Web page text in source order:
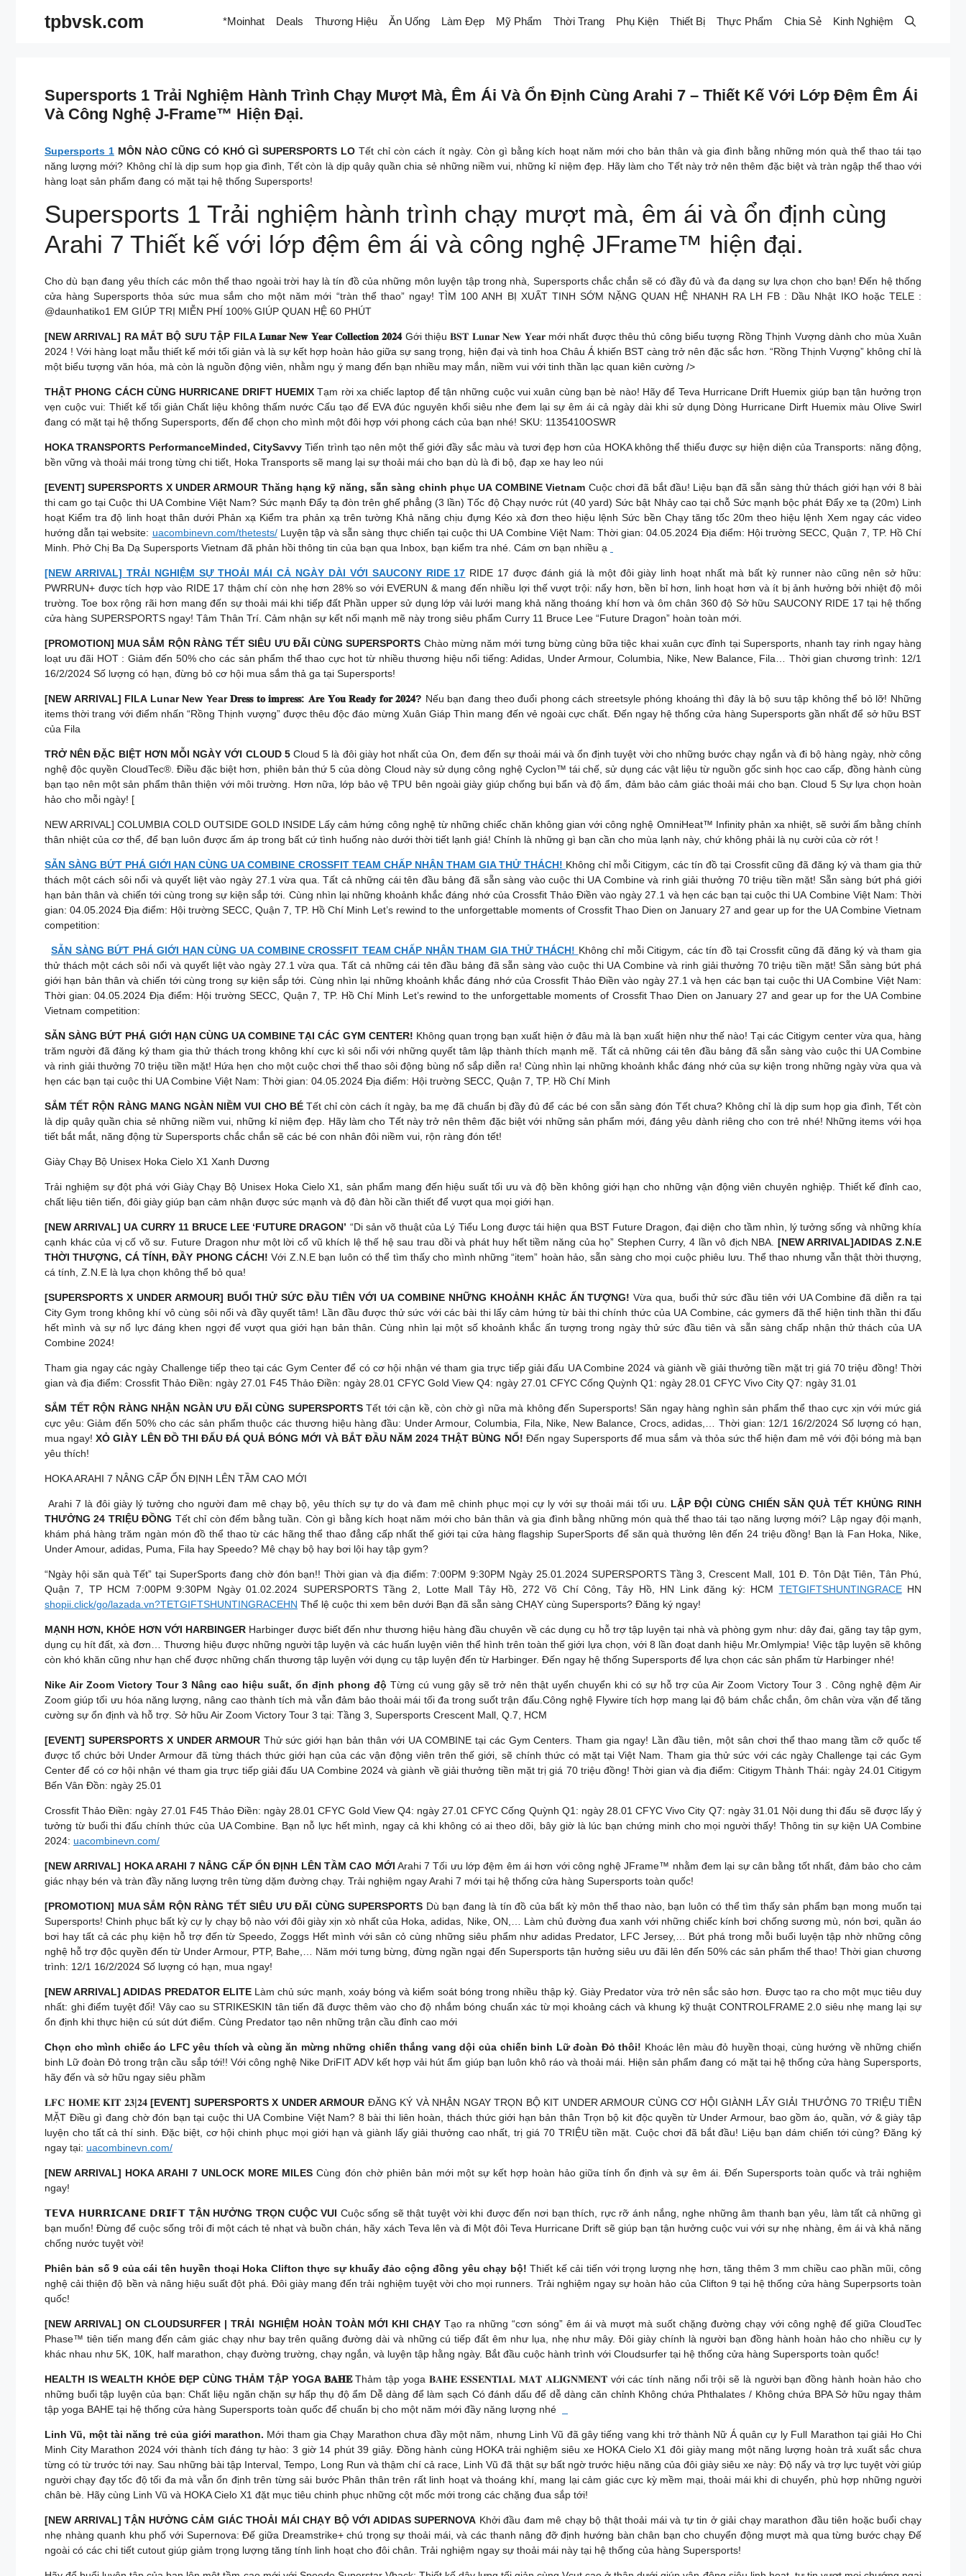
tpbvsk.com *Moinhat Deals Thương Hiệu Ăn Uống Làm Đẹp Mỹ Phẩm Thời Trang Phụ Kiện Thiết Bị Thực Phẩm Chia Sẻ Kinh Nghiệm
Supersports 1 Trải Nghiệm Hành Trình Chạy Mượt Mà, Êm Ái Và Ổn Định Cùng Arahi 7 – Thiết Kế Với Lớp Đệm Êm Ái
Và Công Nghệ J-Frame™ Hiện Đại.
Supersports 1MÔN NÀO CŨNG CÓ KHÓ GÌ SUPERSPORTS LOTết chỉ còn cách ít ngày. Còn gì bằng kích hoạt năm mới cho bản thân và gia đình bằng những món quà thể thao tái tạo
năng lượng mới? Không chỉ là dịp sum họp gia đình, Tết còn là dịp quây quần chia sẻ những niềm vui, những kỉ niệm đẹp. Hãy làm cho Tết này trở nên thêm đặc biệt và tràn ngập thể thao với
hàng loạt sản phẩm đang có mặt tại hệ thống Supersports!
Supersports 1 Trải nghiệm hành trình chạy mượt mà, êm ái và ổn định cùng
Arahi 7 Thiết kế với lớp đệm êm ái và công nghệ JFrame™ hiện đại.
Cho dù bạn đang yêu thích các môn thể thao ngoài trời hay là tín đồ của những môn luyện tập trong nhà, Supersports chắc chắn sẽ có đầy đủ và đa dạng sự lựa chọn cho bạn! Đến hệ thống
cửa hàng Supersports thỏa sức mua sắm cho một năm mới “tràn thể thao” ngay! TÌM 100 ANH BỊ XUẤT TINH SỚM NẶNG QUAN HỆ NHANH RA LH FB : Dầu Nhật IKO hoặc TELE :
@daunhatiko1 EM GIÚP TRỊ MIỄN PHÍ 100% GIÚP QUAN HỆ 60 PHÚT
[NEW ARRIVAL] RA MẮT BỘ SƯU TẬP FILA 𝐋𝐮𝐧𝐚𝐫 𝐍𝐞𝐰 𝐘𝐞𝐚𝐫 𝐂𝐨𝐥𝐥𝐞𝐜𝐭𝐢𝐨𝐧 𝟐𝟎𝟐𝟒 Gới thiệu 𝐁𝐒𝐓 𝐋𝐮𝐧𝐚𝐫 𝐍𝐞𝐰 𝐘𝐞𝐚𝐫 mới nhất được thêu thủ công biểu tượng Rồng Thịnh Vượng dành cho mùa Xuân
2024 ! Với hàng loạt mẫu thiết kế mới tối giản và là sự kết hợp hoàn hảo giữa sự sang trọng, hiện đại và tinh hoa Châu Á khiến BST càng trở nên đặc sắc hơn. “Rồng Thịnh Vượng” không chỉ là
một biểu tượng văn hóa, mà còn là nguồn động viên, nhằm ngụ ý mang đến bạn nhiều may mắn, niềm vui với tinh thần lạc quan kiên cường />
THẬT PHONG CÁCH CÙNG HURRICANE DRIFT HUEMIXTạm rời xa chiếc laptop để tận những cuộc vui xuân cùng bạn bè nào! Hãy để Teva Hurricane Drift Huemix giúp bạn tận hưởng trọn
vẹn cuộc vui: Thiết kế tối giản Chất liệu không thấm nước Cấu tạo đế EVA đúc nguyên khối siêu nhe đem lại sự êm ái cả ngày dài khi sử dụng Dòng Hurricane Dirft Huemix màu Olive Swirl
đang có mặt tại hệ thống Supersports, đến để chọn cho mình một đôi hợp với phong cách của bạn nhé! SKU: 1135410OSWR
HOKA TRANSPORTS PerformanceMinded, CitySavvyTiến trình tạo nên một thế giới đầy sắc màu và tươi đẹp hơn của HOKA không thể thiếu được sự hiện diện của Transports: năng động,
bền vững và thoải mái trong từng chi tiết, Hoka Transports sẽ mang lại sự thoải mái cho bạn dù là đi bộ, đạp xe hay leo núi
[EVENT] SUPERSPORTS X UNDER ARMOUR Thăng hạng kỹ năng, sẵn sàng chinh phục UA COMBINE Vietnam Cuộc chơi đã bắt đầu! Liệu bạn đã sẵn sàng thử thách giới hạn với 8 bài
thi cam go tại Cuộc thi UA Combine Việt Nam? Sức mạnh Đẩy tạ đòn trên ghế phẳng (3 lần) Tốc độ Chạy nước rút (40 yard) Sức bật Nhảy cao tại chỗ Sức mạnh bộc phát Đẩy xe tạ (20m) Linh
hoạt Kiểm tra độ linh hoạt thân dưới Phản xạ Kiểm tra phản xạ trên tường Khả năng chịu đựng Kéo xà đơn theo hiệu lệnh Sức bền Chạy tăng tốc 20m theo hiệu lệnh Xem ngay các video
hướng dẫn tại website: uacombinevn.com/thetests/Luyện tập và sẵn sàng thực chiến tại cuộc thi UA Combine Việt Nam: Thời gian: 04.05.2024 Địa điểm: Hội trường SECC, Quận 7, TP. Hồ Chí
Minh. Phở Chị Ba Dạ Supersports Vietnam đã phản hồi thông tin của bạn qua Inbox, bạn kiểm tra nhé. Cám ơn bạn nhiều ạ
[NEW ARRIVAL] TRẢI NGHIỆM SỰ THOẢI MÁI CẢ NGÀY DÀI VỚI SAUCONY RIDE 17 RIDE 17 được đánh giá là một đôi giày linh hoạt nhất mà bất kỳ runner nào cũng nên sở hữu:
PWRRUN+ được tích hợp vào RIDE 17 thậm chí còn nhẹ hơn 28% so với EVERUN & mang đến nhiều lợi thế vượt trội: nẩy hơn, bền bỉ hơn, linh hoạt hơn và ít bị ảnh hưởng bởi nhiệt độ môi
trường. Toe box rộng rãi hơn mang đến sự thoải mái khi tiếp đất Phần upper sử dụng lớp vải lưới mang khả năng thoáng khí hơn và ôm chân 360 độ Sở hữu SAUCONY RIDE 17 tại hệ thống
cửa hàng SUPERSPORTS ngay! Tâm Thân Trí. Cảm nhận sự kết nối mạnh mẽ này trong siêu phẩm Curry 11 Bruce Lee “Future Dragon” hoàn toàn mới.
[PROMOTION] MUA SẮM RỘN RÀNG TẾT SIÊU ƯU ĐÃI CÙNG SUPERSPORTS Chào mừng năm mới tưng bừng cùng bữa tiệc khai xuân cực đỉnh tại Supersports, nhanh tay rinh ngay hàng
loạt ưu đãi HOT : Giảm đến 50% cho các sản phẩm thể thao cực hot từ nhiều thương hiệu nổi tiếng: Adidas, Under Armour, Columbia, Nike, New Balance, Fila… Thời gian chương trình: 12/1
16/2/2024 Số lượng có hạn, đừng bỏ cơ hội mua sắm thả ga tại Supersports!
[NEW ARRIVAL] FILA Lunar New Year 𝐃𝐫𝐞𝐬𝐬 𝐭𝐨 𝐢𝐦𝐩𝐫𝐞𝐬𝐬: 𝐀𝐫𝐞 𝐘𝐨𝐮 𝐑𝐞𝐚𝐝𝐲 𝐟𝐨𝐫 𝟐𝟎𝟐𝟒? Nếu bạn đang theo đuổi phong cách streetsyle phóng khoáng thì đây là bộ sưu tập không thể bỏ lỡ! Những
items thời trang với điểm nhấn “Rồng Thịnh vượng” được thêu độc đáo mừng Xuân Giáp Thìn mang đến vẻ ngoài cực chất. Đến ngay hệ thống cửa hàng Supersports gần nhất để sở hữu BST
của Fila
TRỞ NÊN ĐẶC BIỆT HƠN MỖI NGÀY VỚI CLOUD 5 Cloud 5 là đôi giày hot nhất của On, đem đến sự thoải mái và ổn định tuyệt vời cho những bước chạy ngắn và đi bộ hàng ngày, nhờ công
nghệ độc quyền CloudTec®. Điều đặc biệt hơn, phiên bản thứ 5 của dòng Cloud này sử dụng công nghệ Cyclon™ tái chế, sử dụng các vật liệu từ nguồn gốc sinh học cao cấp, đồng hành cùng
bạn tạo nên một sản phẩm thân thiện với môi trường. Hơn nữa, lớp bảo vệ TPU bên ngoài giày giúp chống bụi bẩn và độ ẩm, đảm bảo cảm giác thoải mái cho bạn. Cloud 5 Sự lựa chọn hoàn
hảo cho mỗi ngày! [
NEW ARRIVAL] COLUMBIA COLD OUTSIDE GOLD INSIDE Lấy cảm hứng công nghệ từ những chiếc chăn không gian với công nghệ OmniHeat™ Infinity phản xa nhiệt, sẽ sưởi ấm bằng chính
thân nhiệt của cơ thể, để bạn luôn được ấm áp trong bất cứ tình huống nào dưới thời tiết lạnh giá! Chính là những gì bạn cần cho mùa lạnh này, chứ không phải là nụ cười của cờ rớt !
SẴN SÀNG BỨT PHÁ GIỚI HẠN CÙNG UA COMBINE CROSSFIT TEAM CHẤP NHẬN THAM GIA THỬ THÁCH! Không chỉ mỗi Citigym, các tín đồ tại Crossfit cũng đã đăng ký và tham gia thử
thách một cách sôi nổi và quyết liệt vào ngày 27.1 vừa qua. Tất cả những cái tên đầu bảng đã sẵn sàng vào cuộc thi UA Combine và rinh giải thưởng 70 triệu tiền mặt! Sẵn sàng bứt phá giới
hạn bản thân và chiến tới cùng trong sự kiện sắp tới. Cùng nhìn lại những khoảnh khắc đáng nhớ của Crossfit Thảo Điền vào ngày 27.1 và hẹn các bạn tại cuộc thi UA Combine Việt Nam: Thời
gian: 04.05.2024 Địa điểm: Hội trường SECC, Quận 7, TP. Hồ Chí Minh Let’s rewind to the unforgettable moments of Crossfit Thao Dien on January 27 and gear up for the UA Combine Vietnam
competition:
SẴN SÀNG BỨT PHÁ GIỚI HẠN CÙNG UA COMBINE CROSSFIT TEAM CHẤP NHẬN THAM GIA THỬ THÁCH! Không chỉ mỗi Citigym, các tín đồ tại Crossfit cũng đã đăng ký và tham gia
thử thách một cách sôi nổi và quyết liệt vào ngày 27.1 vừa qua. Tất cả những cái tên đầu bảng đã sẵn sàng vào cuộc thi UA Combine và rinh giải thưởng 70 triệu tiền mặt! Sẵn sàng bứt phá
giới hạn bản thân và chiến tới cùng trong sự kiện sắp tới. Cùng nhìn lại những khoảnh khắc đáng nhớ của Crossfit Thảo Điền vào ngày 27.1 và hẹn các bạn tại cuộc thi UA Combine Việt Nam:
Thời gian: 04.05.2024 Địa điểm: Hội trường SECC, Quận 7, TP. Hồ Chí Minh Let’s rewind to the unforgettable moments of Crossfit Thao Dien on January 27 and gear up for the UA Combine
Vietnam competition:
SẴN SÀNG BỨT PHÁ GIỚI HẠN CÙNG UA COMBINE TẠI CÁC GYM CENTER! Không quan trọng bạn xuất hiện ở đâu mà là bạn xuất hiện như thế nào! Tại các Citigym center vừa qua, hàng
trăm người đã đăng ký tham gia thử thách trong không khí cực kì sôi nổi với những quyết tâm lập thành thích mạnh mẽ. Tất cả những cái tên đầu bảng đã sẵn sàng vào cuộc thi UA Combine
và rinh giải thưởng 70 triệu tiền mặt! Hứa hẹn cho một cuộc chơi thể thao sôi động bùng nổ sắp diễn ra! Cùng nhìn lại những khoảnh khắc đáng nhớ của sự kiện trong những ngày vừa qua và
hẹn các bạn tại cuộc thi UA Combine Việt Nam: Thời gian: 04.05.2024 Địa điểm: Hội trường SECC, Quận 7, TP. Hồ Chí Minh
SẮM TẾT RỘN RÀNG MANG NGÀN NIỀM VUI CHO BÉ Tết chỉ còn cách ít ngày, ba mẹ đã chuẩn bị đầy đủ để các bé con sẵn sàng đón Tết chưa? Không chỉ là dịp sum họp gia đình, Tết còn
là dịp quây quần chia sẻ những niềm vui, những kỉ niệm đẹp. Hãy làm cho Tết này trở nên thêm đặc biệt với những sản phẩm mới, đáng yêu dành riêng cho con trẻ nhé! Những items với họa
tiết bắt mắt, năng động từ Supersports chắc chắn sẽ các bé con nhân đôi niềm vui, rộn ràng đón tết!
Giày Chạy Bộ Unisex Hoka Cielo X1 Xanh Dương
Trải nghiệm sự đột phá với Giày Chạy Bộ Unisex Hoka Cielo X1, sản phẩm mang đến hiệu suất tối ưu và độ bền không giới hạn cho những vận động viên chuyên nghiệp. Thiết kế đỉnh cao,
chất liệu tiên tiến, đôi giày giúp bạn cảm nhận được sức mạnh và độ đàn hồi cần thiết để vượt qua mọi giới hạn.
[NEW ARRIVAL] UA CURRY 11 BRUCE LEE ‘FUTURE DRAGON’ “Di sản võ thuật của Lý Tiểu Long được tái hiện qua BST Future Dragon, đại diện cho tầm nhìn, lý tưởng sống và những khía
cạnh khác của vị cố võ sư. Future Dragon như một lời cổ vũ khích lệ thế hệ sau trau dồi và phát huy hết tiềm năng của họ” Stephen Curry, 4 lần vô địch NBA. [NEW ARRIVAL]ADIDAS Z.N.E
THỜI THƯỢNG, CÁ TÍNH, ĐẦY PHONG CÁCH! Với Z.N.E bạn luôn có thể tìm thấy cho mình những “item” hoàn hảo, sẵn sàng cho mọi cuộc phiêu lưu. Thể thao nhưng vẫn thật thời thượng,
cá tính, Z.N.E là lựa chọn không thể bỏ qua!
[SUPERSPORTS X UNDER ARMOUR] BUỔI THỬ SỨC ĐẦU TIÊN VỚI UA COMBINE NHỮNG KHOẢNH KHẮC ẤN TƯỢNG! Vừa qua, buổi thử sức đầu tiên với UA Combine đã diễn ra tại
City Gym trong không khí vô cùng sôi nổi và đầy quyết tâm! Lần đầu được thử sức với các bài thi lấy cảm hứng từ bài thi chính thức của UA Combine, các gymers đã thể hiện tinh thần thi đấu
hết mình và sự nổ lực đáng khen ngợi để vượt qua giới hạn bản thân. Cùng nhìn lại một số khoảnh khắc ấn tượng trong ngày thử sức đầu tiên và sẵn sàng chấp nhận thử thách của UA
Combine 2024!
Tham gia ngay các ngày Challenge tiếp theo tại các Gym Center để có cơ hội nhận vé tham gia trực tiếp giải đấu UA Combine 2024 và giành về giải thưởng tiền mặt trị giá 70 triệu đồng! Thời
gian và địa điểm: Crossfit Thảo Điền: ngày 27.01 F45 Thảo Điền: ngày 28.01 CFYC Gold View Q4: ngày 27.01 CFYC Cống Quỳnh Q1: ngày 28.01 CFYC Vivo City Q7: ngày 31.01
SẮM TẾT RỘN RÀNG NHẬN NGÀN ƯU ĐÃI CÙNG SUPERSPORTS Tết tới cận kề, còn chờ gì nữa mà không đến Supersports! Săn ngay hàng nghìn sản phẩm thể thao cực xịn với mức giá
cực yêu: Giảm đến 50% cho các sản phẩm thuộc các thương hiệu hàng đầu: Under Armour, Columbia, Fila, Nike, New Balance, Crocs, adidas,… Thời gian: 12/1 16/2/2024 Số lượng có hạn,
mua ngay!XỎ GIÀY LÊN ĐỒ THI ĐẤU ĐÁ QUẢ BÓNG MỚI VÀ BẮT ĐẦU NĂM 2024 THẬT BÙNG NỔ! Đến ngay Supersports để mua sắm và thỏa sức thể hiện đam mê với đội bóng mà bạn
yêu thích!
HOKA ARAHI 7 NÂNG CẤP ỔN ĐỊNH LÊN TẦM CAO MỚI
Arahi 7 là đôi giày lý tưởng cho người đam mê chạy bộ, yêu thích sự tự do và đam mê chinh phục mọi cự ly với sự thoải mái tối ưu. LẬP ĐỘI CÙNG CHIẾN SĂN QUÀ TẾT KHỦNG RINH
THƯỞNG 24 TRIỆU ĐỒNG Tết chỉ còn đếm bằng tuần. Còn gì bằng kích hoạt năm mới cho bản thân và gia đình bằng những món quà thể thao tái tạo năng lượng mới? Lập ngay đội mạnh,
khám phá hàng trăm ngàn món đồ thể thao từ các hãng thể thao đẳng cấp nhất thế giới tại cửa hàng flagship SuperSports để săn quà thưởng lên đến 24 triệu đồng! Bạn là Fan Hoka, Nike,
Under Amour, adidas, Puma, Fila hay Speedo? Mê chạy bộ hay bơi lội hay tập gym?
“Ngày hội săn quà Tết” tại SuperSports đang chờ đón bạn!! Thời gian và địa điểm: 7:00PM 9:30PM Ngày 25.01.2024 SUPERSPORTS Tầng 3, Crescent Mall, 101 Đ. Tôn Dật Tiên, Tân Phú,
Quận 7, TP HCM 7:00PM 9:30PM Ngày 01.02.2024 SUPERSPORTS Tầng 2, Lotte Mall Tây Hồ, 272 Võ Chí Công, Tây Hồ, HN Link đăng ký: HCM TETGIFTSHUNTINGRACEHN
shopii.click/go/lazada.vn?TETGIFTSHUNTINGRACEHN Thể lệ cuộc thi xem bên dưới Bạn đã sẵn sàng CHẠY cùng Supersports? Đăng ký ngay!
MẠNH HƠN, KHỎE HƠN VỚI HARBINGER Harbinger được biết đến như thương hiệu hàng đầu chuyên về các dụng cụ hỗ trợ tập luyện tại nhà và phòng gym như: dây đai, găng tay tập gym,
dụng cụ hít đất, xà đơn… Thương hiệu được những người tập luyện và các huấn luyện viên thể hình trên toàn thế giới lựa chọn, với 8 lần đoạt danh hiệu Mr.Omlympia! Việc tập luyện sẽ không
còn khó khăn cũng như hạn chế được những chấn thương tập luyện với dụng cụ tập luyện đến từ Harbinger. Đến ngay hệ thống Supersports để lựa chọn các sản phẩm từ Harbinger nhé!
Nike Air Zoom Victory Tour 3 Nâng cao hiệu suất, ổn định phong độTừng cú vung gậy sẽ trở nên thật uyển chuyển khi có sự hỗ trợ của Air Zoom Victory Tour 3 . Công nghệ đệm Air
Zoom giúp tối ưu hóa năng lượng, nâng cao thành tích mà vẫn đảm bảo thoải mái tối đa trong suốt trận đấu.Công nghệ Flywire tích hợp mang lại độ bám chắc chắn, ôm chân vừa vặn để tăng
cường sự ổn định và hỗ trợ. Sở hữu Air Zoom Victory Tour 3 tại: Tầng 3, Supersports Crescent Mall, Q.7, HCM
[EVENT] SUPERSPORTS X UNDER ARMOURThử sức giới hạn bản thân với UA COMBINE tại các Gym Centers. Tham gia ngay! Lần đầu tiên, một sân chơi thể thao mang tầm cỡ quốc tế
được tổ chức bởi Under Armour đã từng thách thức giới hạn của các vận động viên trên thế giới, sẽ chính thức có mặt tại Việt Nam. Tham gia thử sức với các ngày Challenge tại các Gym
Center để có cơ hội nhận vé tham gia trực tiếp giải đấu UA Combine 2024 và giành về giải thưởng tiền mặt trị giá 70 triệu đồng! Thời gian và địa điểm: Citigym Thành Thái: ngày 24.01 Citigym
Bến Vân Đồn: ngày 25.01
Crossfit Thảo Điền: ngày 27.01 F45 Thảo Điền: ngày 28.01 CFYC Gold View Q4: ngày 27.01 CFYC Cống Quỳnh Q1: ngày 28.01 CFYC Vivo City Q7: ngày 31.01 Nội dung thi đấu sẽ được lấy ý
tưởng từ buổi thi đấu chính thức của UA Combine. Bạn nỗ lực hết mình, ngay cả khi không có ai theo dõi, bây giờ là lúc bạn chứng minh cho mọi người thấy! Thông tin sự kiện UA Combine
2024: uacombinevn.com/
[NEW ARRIVAL] HOKA ARAHI 7 NÂNG CẤP ỔN ĐỊNH LÊN TẦM CAO MỚI Arahi 7 Tối ưu lớp đệm êm ái hơn với công nghệ JFrame™ nhằm đem lại sự cân bằng tốt nhất, đảm bảo cho cảm
giác nhạy bén và tràn đầy năng lượng trên từng dặm đường chạy. Trải nghiệm ngay Arahi 7 mới tại hệ thống cửa hàng Supersports toàn quốc!
[PROMOTION] MUA SẮM RỘN RÀNG TẾT SIÊU ƯU ĐÃI CÙNG SUPERSPORTS Dù bạn đang là tín đồ của bất kỳ môn thể thao nào, bạn luôn có thể tìm thấy sản phẩm bạn mong muốn tại
Supersports! Chinh phục bất kỳ cự ly chạy bộ nào với đôi giày xịn xò nhất của Hoka, adidas, Nike, ON,… Làm chủ đường đua xanh với những chiếc kính bơi chống sương mù, nón bơi, quần áo
bơi hay tất cả các phụ kiện hỗ trợ đến từ Speedo, Zoggs Hết mình với sân cỏ cùng những siêu phẩm như adidas Predator, LFC Jersey,… Bứt phá trong mỗi buổi luyện tập nhờ những công
nghệ hỗ trợ độc quyền đến từ Under Armour, PTP, Bahe,… Năm mới tưng bừng, đừng ngần ngại đến Supersports tận hưởng siêu ưu đãi lên đến 50% các sản phẩm thể thao! Thời gian chương
trình: 12/1 16/2/2024 Số lượng có hạn, mua ngay!
[NEW ARRIVAL] ADIDAS PREDATOR ELITELàm chủ sức mạnh, xoáy bóng và kiểm soát bóng trong nhiều thập kỷ. Giày Predator vừa trở nên sắc sảo hơn. Được tạo ra cho một mục tiêu duy
nhất: ghi điểm tuyệt đối! Vây cao su STRIKESKIN tân tiến đã được thêm vào cho độ nhắm bóng chuẩn xác từ mọi khoảng cách và khung kỹ thuật CONTROLFRAME 2.0 siêu nhẹ mang lại sự
ổn định khi thực hiện cú sút dứt điểm. Cùng Predator tạo nên những trận cầu đỉnh cao mới
Chọn cho mình chiếc áo LFC yêu thích và cùng ăn mừng những chiến thắng vang dội của chiến binh Lữ đoàn Đỏ thôi! Khoác lên màu đỏ huyền thoại, cùng hướng về những chiến
binh Lữ đoàn Đỏ trong trận cầu sắp tới!! Với công nghệ Nike DriFIT ADV kết hợp vải hút ẩm giúp bạn luôn khô ráo và thoải mái. Hiện sản phẩm đang có mặt tại hệ thống cửa hàng Supersports,
hãy đến và sở hữu ngay siêu phầm
𝐋𝐅𝐂 𝐇𝐎𝐌𝐄 𝐊𝐈𝐓 𝟐𝟑|𝟐𝟒 [EVENT] SUPERSPORTS X UNDER ARMOUR ĐĂNG KÝ VÀ NHẬN NGAY TRỌN BỘ KIT UNDER ARMOUR CÙNG CƠ HỘI GIÀNH LẤY GIẢI THƯỞNG 70 TRIỆU TIỀN
MẶT Điều gì đang chờ đón bạn tại cuộc thi UA Combine Việt Nam? 8 bài thi liên hoàn, thách thức giới hạn bản thân Trọn bộ kit độc quyền từ Under Armour, bao gồm áo, quần, vớ & giày tập
luyện cho tất cả thí sinh. Đặc biệt, cơ hội chinh phục mọi giới hạn và giành lấy giải thưởng cao nhất, trị giá 70 TRIỆU tiền mặt. Cuộc chơi đã bắt đầu! Liệu bạn dám chiến tới cùng? Đăng ký
ngay tại: uacombinevn.com/
[NEW ARRIVAL] HOKA ARAHI 7 UNLOCK MORE MILES Cùng đón chờ phiên bản mới một sự kết hợp hoàn hảo giữa tính ổn định và sự êm ái. Đến Supersports toàn quốc và trải nghiệm
ngay!
𝗧𝗘𝗩𝗔 𝗛𝗨𝗥𝗥𝗜𝗖𝗔𝗡𝗘 𝗗𝗥𝗜𝗙𝗧 TẬN HƯỞNG TRỌN CUỘC VUI Cuộc sống sẽ thật tuyệt vời khi được đến nơi bạn thích, rực rỡ ánh nắng, nghe những âm thanh bạn yêu, làm tất cả những gì
bạn muốn! Đừng để cuộc sống trôi đi một cách tẻ nhạt và buồn chán, hãy xách Teva lên và đi Một đôi Teva Hurricane Drift sẽ giúp bạn tận hưởng cuộc vui với sự nhẹ nhàng, êm ái và khả năng
chống nước tuyệt vời!
Phiên bản số 9 của cái tên huyền thoại Hoka Clifton thực sự khuấy đảo cộng đồng yêu chạy bộ! Thiết kế cải tiến với trọng lượng nhẹ hơn, tăng thêm 3 mm chiều cao phần mũi, công
nghệ cải thiện độ bền và nâng hiệu suất đột phá. Đôi giày mang đến trải nghiệm tuyệt vời cho mọi runners. Trải nghiệm ngay sự hoàn hảo của Clifton 9 tại hệ thống cửa hàng Superpsorts toàn
quốc!
[NEW ARRIVAL] ON CLOUDSURFER | TRẢI NGHIỆM HOÀN TOÀN MỚI KHI CHẠYTạo ra những “cơn sóng” êm ái và mượt mà suốt chặng đường chạy với công nghệ đế giữa CloudTec
Phase™ tiên tiến mang đến cảm giác chạy như bay trên quãng đường dài và những cú tiếp đất êm như lụa, nhẹ như mây. Đôi giày chính là người bạn đồng hành hoàn hảo cho nhiều cự ly
khác nhau như 5K, 10K, half marathon, chạy đường trường, chạy ngắn, và luyện tập hằng ngày. Bắt đầu cuộc hành trình với Cloudsurfer tại hệ thống cửa hàng Supersports toàn quốc!
HEALTH IS WEALTH KHỎE ĐẸP CÙNG THẢM TẬP YOGA 𝐁𝐀𝐇𝐄Thảm tập yoga 𝐁𝐀𝐇𝐄 𝐄𝐒𝐒𝐄𝐍𝐓𝐈𝐀𝐋 𝐌𝐀𝐓 𝐀𝐋𝐈𝐆𝐍𝐌𝐄𝐍𝐓 với các tính năng nổi trội sẽ là người bạn đồng hành hoàn hảo cho
những buổi tập luyện của bạn: Chất liệu ngăn chặn sự hấp thụ độ ẩm Dễ dàng để làm sạch Có đánh dấu để dễ dàng căn chỉnh Không chứa Phthalates / Không chứa BPA Sở hữu ngay thảm
tập yoga BAHE tại hệ thống cửa hàng Supersports toàn quốc để chuẩn bị cho một năm mới đầy năng lượng nhé
Linh Vũ, một tài năng trẻ của giới marathon. Mới tham gia Chạy Marathon chưa đầy một năm, nhưng Linh Vũ đã gây tiếng vang khi trở thành Nữ Á quân cự ly Full Marathon tại giải Ho Chi
Minh City Marathon 2024 với thành tích đáng tự hào: 3 giờ 14 phút 39 giây. Đồng hành cùng HOKA trải nghiệm siêu xe HOKA Cielo X1 đôi giày mang một năng lượng hoàn trả xuất sắc chưa
từng có từ trước tới nay. Sau những bài tập Interval, Tempo, Long Run và thậm chí cả race, Linh Vũ đã thật sự bất ngờ trước hiệu năng của đôi giày siêu xe này: Độ nẩy và trợ lực tuyệt vời giúp
người chạy đạy tốc độ tối đa mà vẫn ổn định trên từng sải bước Phân thân trên rất linh hoạt và thoáng khí, mang lại cảm giác cực kỳ mềm mại, thoải mái khi di chuyển, phù hợp những người
chân bè. Hãy cùng Linh Vũ và HOKA Cielo X1 đặt mục tiêu chinh phục những cột mốc mới trong các chặng đua sắp tới!
[NEW ARRIVAL] TẬN HƯỞNG CẢM GIÁC THOẢI MÁI CHẠY BỘ VỚI ADIDAS SUPERNOVA Khởi đầu đam mê chạy bộ thật thoải mái và tự tin ở giải chạy marathon đầu tiên hoặc buổi chạy
nhẹ nhàng quanh khu phố với Supernova: Đế giữa Dreamstrike+ chú trọng sự thoải mái, và các thanh nâng đỡ định hướng bàn chân bạn cho chuyển động mượt mà qua từng bước chạy Đế
ngoài có các chi tiết cutout giúp giảm trọng lượng tăng tính linh hoạt cho đôi chân. Trải nghiệm ngay sự thoải mái này tại hệ thống của hàng Supersports!